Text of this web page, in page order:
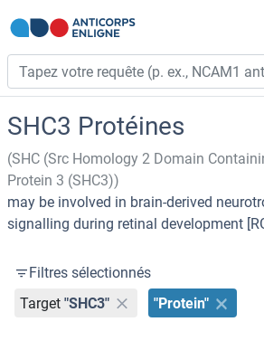
SHC3 Protéines
(SHC (Src Homology 2 Domain
Protein 3 (SHC3))
may be involved in brain-derived
signalling during retinal development
Filtres sélectionnés
Target "SHC3" "Protein"